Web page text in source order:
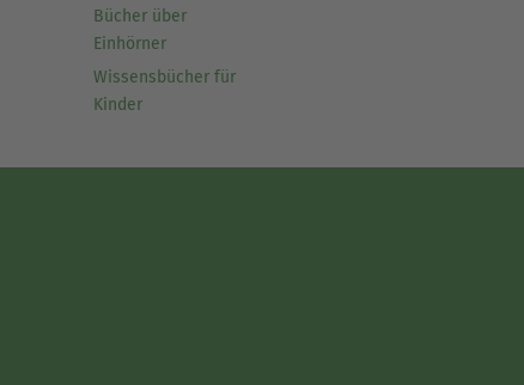
Bücher über
Einhörner
Wissensbücher für
Kinder